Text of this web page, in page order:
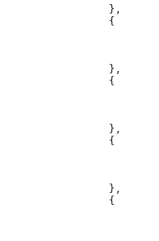
		},
		{
		},
		{
		},
		{
		},
		{